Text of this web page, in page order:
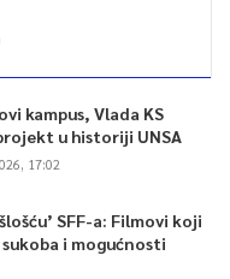
kampus, Vlada KS
u historiji UNSA
17:02
SFF-a: Filmovi koji
i mogućnosti